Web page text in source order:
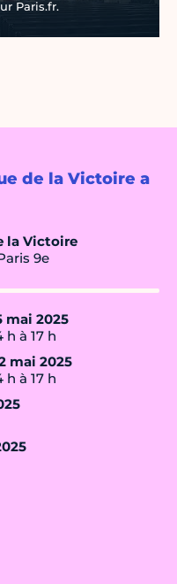
de la Victoire a
la Victoire
9e
mai 2025
h à 17 h
mai 2025
h à 17 h
Paris.fr.